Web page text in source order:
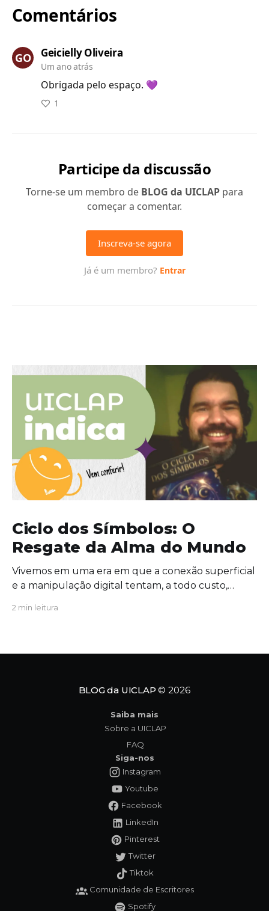
Ciclo dos Símbolos: O
Resgate da Alma do Mundo
Vivemos em uma era em que a conexão superficial
e a manipulação digital tentam, a todo custo,
exatamente nesse cenário de extrema urgência
verdadeira convocação para
2 min leitura
BLOG da UICLAP © 2026
Saiba mais
Sobre a UICLAP
FAQ
Siga-nos
Instagram
Youtube
Facebook
LinkedIn
Pinterest
Twitter
Tiktok
Comunidade de Escritores
Spotify